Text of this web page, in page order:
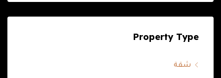
Property Type
شقة